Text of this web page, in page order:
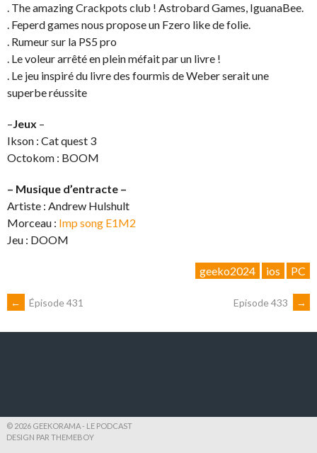
. The amazing Crackpots club ! Astrobard Games, IguanaBee.
. Feperd games nous propose un Fzero like de folie.
. Rumeur sur la PS5 pro
. Le voleur arrêté en plein méfait par un livre !
. Le jeu inspiré du livre des fourmis de Weber serait une
superbe réussite
– Jeux –
Ikson : Cat quest 3
Octokom : BOOM
– Musique d’entracte –
Artiste : Andrew Hulshult
Morceau : Imp song E1M2
Jeu : DOOM
geeko2024 ios PC
NAVIGATION
← Épisode 431 Episode 433 →
© 2026 GEEKORAMA - LE PODCAST
DESIGN PAR THEMEBOY